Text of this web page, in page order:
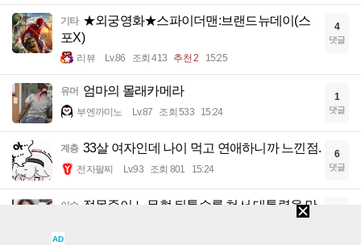
기타 ★외궁영화★스파이더맨:브랜드뉴데이(스
포X)
리뷰 Lv.86 조회 413 추천 2 15:25
4
댓글
유머 엄마의 몰래카메라
부엔까미노 Lv.87 조회 533 15:24
1
댓글
계층 33살 여자인데 나이 먹고 연애하니까 느낀점.
전자팔찌 Lv.93 조회 801 15:24
6
댓글
이슈 정몽준이 노무현 뒤통수를 쳐서 대통령을 만
봄봄봉필
AD